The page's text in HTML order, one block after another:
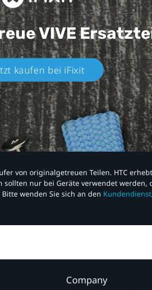
VIVE
kaufen bei iFixit​
von originalgetreuen Teilen. HTC
nur bei Geräte verwendet
wenden Sie sich an den Kundendienst
Company